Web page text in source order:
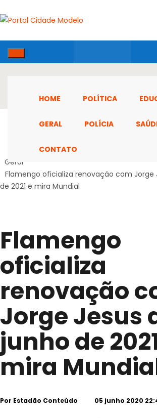
HOME POLÍTICA
GERAL POLÍCIA
CONTATO
Geral
Flamengo oficializa renovação com Jorge
de 2021 e mira Mundial
Flamengo
oficializa
renovação
Jorge Jesus
junho de
mira
Por Estadão Conteúdo 05 junho 2020